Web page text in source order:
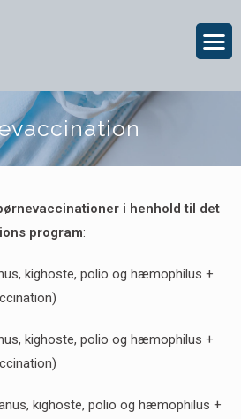
i henhold til det
program:
kighoste, polio og hæmophilus +
kighoste, polio og hæmophilus +
kighoste, polio og hæmophilus +